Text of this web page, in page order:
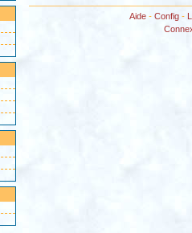
Aide- Config-